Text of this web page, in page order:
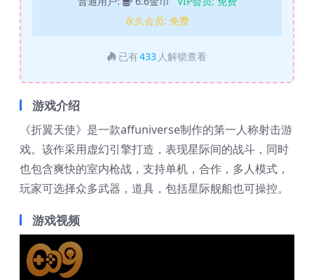
永久会员: 免费
已有433 人解锁查看
游戏介绍
《折翼天使》是一款affuniverse制作的第一人称射击游
戏。该作采用虚幻引擎打造，表现星际间的战斗，同时
也包含爽快的室内枪战，支持单机，合作，多人模式，
玩家可选择众多武器，道具，包括星际舰船也可操控。
游戏视频